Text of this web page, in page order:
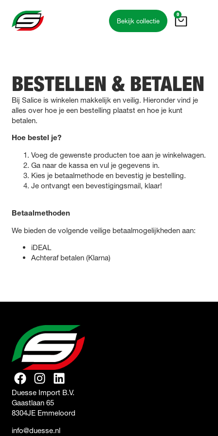
inhoud
Bekijk collectie
0
BESTELLEN & BETALEN
Bij Salice is winkelen makkelijk en veilig. Hieronder vind je
alles over hoe je een bestelling plaatst en hoe je kunt
betalen.
Hoe bestel je?
Voeg de gewenste producten toe aan je winkelwagen.
Ga naar de kassa en vul je gegevens in.
Kies je betaalmethode en bevestig je bestelling.
Je ontvangt een bevestigingsmail, klaar!
Betaalmethoden
We bieden de volgende veilige betaalmogelijkheden aan:
iDEAL
Achteraf betalen (Klarna)
Duesse Import B.V.
Gaastlaan 65
8304JE Emmeloord
info@duesse.nl